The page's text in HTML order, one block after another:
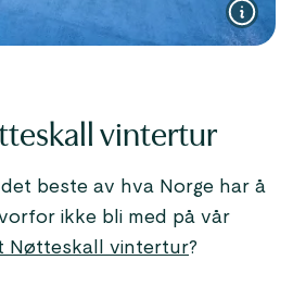
vintertur
beste av hva Norge har å
ikke bli med på vår
Nøtteskall vintertur?